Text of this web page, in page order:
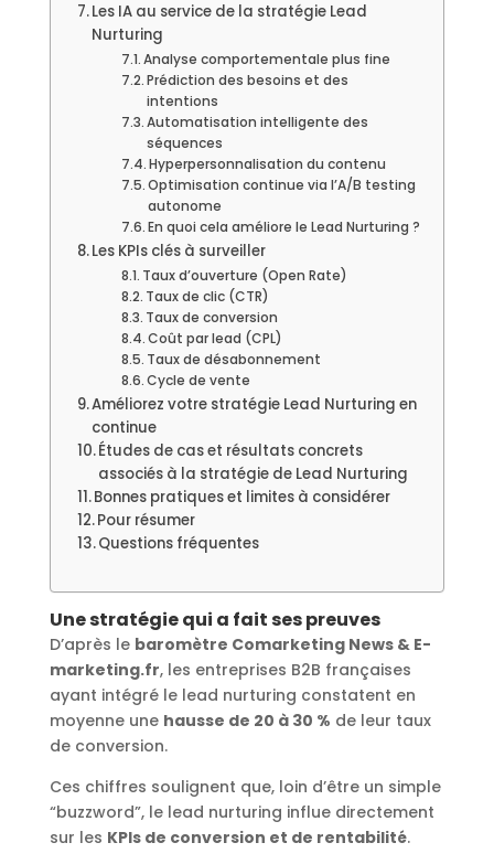
Les IA au service de la stratégie Lead
Nurturing
Analyse comportementale plus fine
Prédiction des besoins et des
intentions
Automatisation intelligente des
séquences
Hyperpersonnalisation du contenu
Optimisation continue via l’A/B testing
autonome
En quoi cela améliore le Lead Nurturing ?
Les KPIs clés à surveiller
Taux d’ouverture (Open Rate)
Taux de clic (CTR)
Taux de conversion
Coût par lead (CPL)
Taux de désabonnement
Cycle de vente
Améliorez votre stratégie Lead Nurturing en
continue
Études de cas et résultats concrets
associés à la stratégie de Lead Nurturing
Bonnes pratiques et limites à considérer
Pour résumer
Questions fréquentes
Une stratégie qui a fait ses preuves
D’après le baromètre Comarketing News & E-
marketing.fr, les entreprises B2B françaises
ayant intégré le lead nurturing constatent en
moyenne une hausse de 20 à 30 % de leur taux
de conversion.
Ces chiffres soulignent que, loin d’être un simple
“buzzword”, le lead nurturing influe directement
sur les KPIs de conversion et de rentabilité.